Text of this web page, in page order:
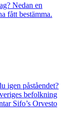
Nedan en
fått bestämma.
igen påståendet?
befolkning
Sifo’s Orvesto